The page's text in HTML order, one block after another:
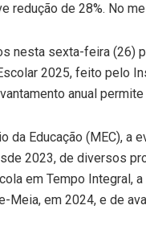
redução de 28%. No
nesta sexta-feira (26)
2025, feito pelo
anual
da Educação (MEC), a
2023, de diversos
em Tempo Integral,
Meia, em 2024, e de